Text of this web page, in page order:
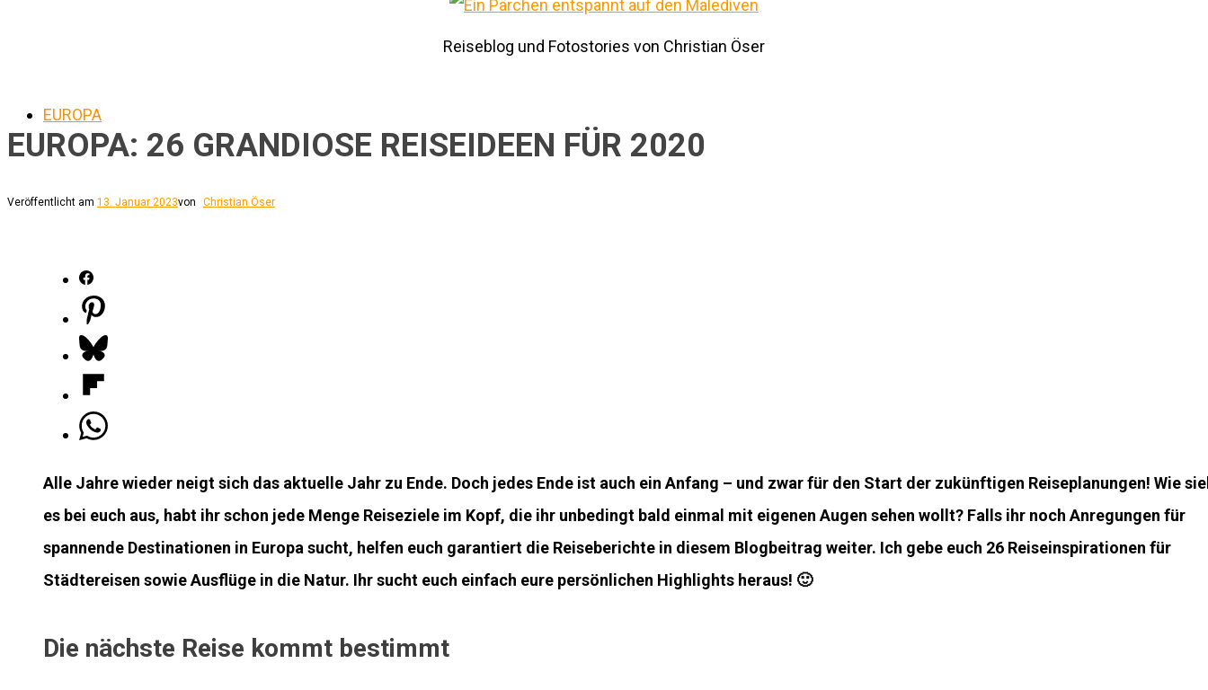
Reiseblog und Fotostories von Christian Öser
EUROPA
EUROPA: 26 GRANDIOSE REISEIDEEN FÜR 2020
Veröffentlicht am 13. Januar 2023von Christian Öser
Alle Jahre wieder neigt sich das aktuelle Jahr zu Ende. Doch jedes Ende ist auch ein Anfang – und zwar für den Start der zukünftigen Reiseplanungen! Wie
es bei euch aus, habt ihr schon jede Menge Reiseziele im Kopf, die ihr unbedingt bald einmal mit eigenen Augen sehen wollt? Falls ihr noch Anregungen für
spannende Destinationen in Europa sucht, helfen euch garantiert die Reiseberichte in diesem Blogbeitrag weiter. Ich gebe euch 26 Reiseinspirationen für
Städtereisen sowie Ausflüge in die Natur. Ihr sucht euch einfach eure persönlichen Highlights heraus! 🙂
Die nächste Reise kommt bestimmt